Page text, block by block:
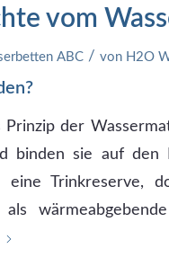
vom
ABC / von H2O
der
binden sie auf den
Trinkreserve,